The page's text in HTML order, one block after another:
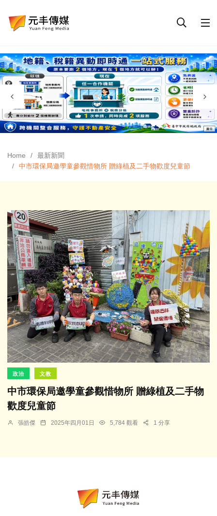
Home
最新新聞
中市環保局邀學童參觀惜物所 贈綠植及二手物歡度兒童節
政治 文教
中市環保局邀學童參觀惜物所 贈綠植及二手物
歡度兒童節
張皓傑 2025年四月01日 5,784 觀看 1 分享